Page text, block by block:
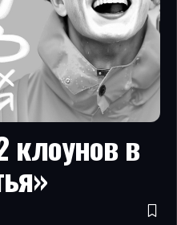
клоунов в